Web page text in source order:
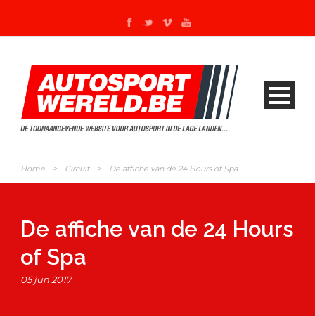
Home > Circuit > De affiche van de 24 Hours of Spa
De affiche van de 24 Hours
of Spa
05 jun 2017